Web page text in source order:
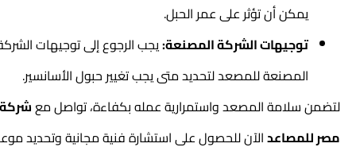
يمكن أن تؤثر على عمر الحبل.
توجيهات الشركة المصنعة:يجب الرجوع إلى توجيهات الشركة
المصنعة للمصعد لتحديد متى يجب تغيير حبولالأسانسير.
لتضمن سلامة المصعد واستمرارية عمله بكفاءة، تواصل معشركة
مصر للمصاعدالآن للحصول على استشارة فنية مجانية وتحديد موعد